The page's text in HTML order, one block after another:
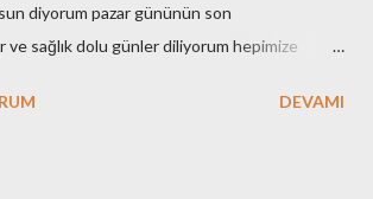
diyorum pazar gününün son
ve sağlık dolu günler diliyorum hepimize
bir sınav..Sonucunda kazananın
DEVAMI